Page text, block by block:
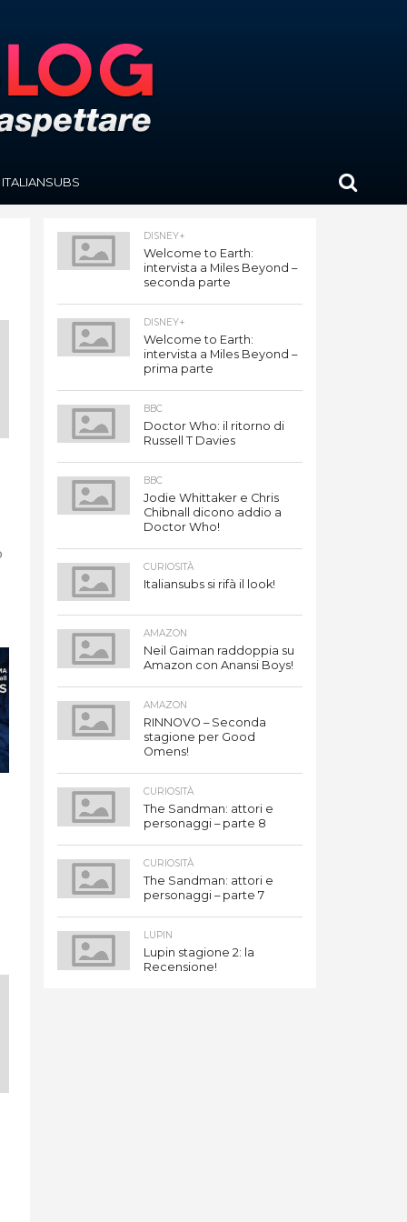
ITALIANSUBS
DISNEY+
Welcome to Earth:
intervista a Miles Beyond –
seconda parte
DISNEY+
Welcome to Earth:
intervista a Miles Beyond –
prima parte
BBC
Doctor Who: il ritorno di
Russell T Davies
BBC
Jodie Whittaker e Chris
Chibnall dicono addio a
Doctor Who!
CURIOSITÀ
Italiansubs si rifà il look!
AMAZON
Neil Gaiman raddoppia su
Amazon con Anansi Boys!
AMAZON
RINNOVO – Seconda
stagione per Good
Omens!
CURIOSITÀ
The Sandman: attori e
personaggi – parte 8
CURIOSITÀ
The Sandman: attori e
personaggi – parte 7
LUPIN
Lupin stagione 2: la
Recensione!